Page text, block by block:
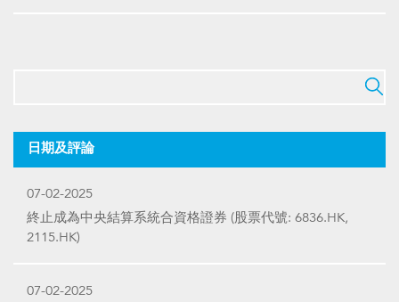
日期及評論
07-02-2025
終止成為中央結算系統合資格證券 (股票代號: 6836.HK,
2115.HK)
07-02-2025